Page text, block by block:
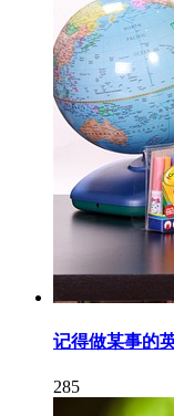
记得做某事的
285